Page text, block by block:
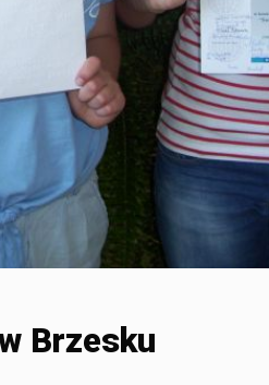
Brzesku